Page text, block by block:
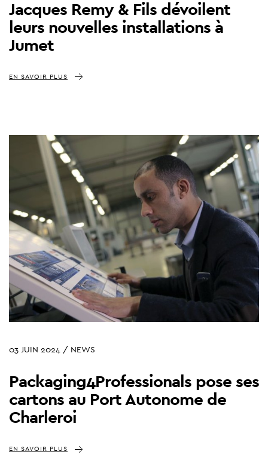
Jacques Remy & Fils dévoilent
leurs nouvelles installations à
Jumet
EN SAVOIR PLUS
03 JUIN 2024 / NEWS
Packaging4Professionals pose ses
cartons au Port Autonome de
Charleroi
EN SAVOIR PLUS